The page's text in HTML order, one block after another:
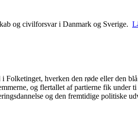
og civilforsvar i Danmark og Sverige.
hverken den røde eller den
og flertallet af partierne fik under
og den fremtidige politiske